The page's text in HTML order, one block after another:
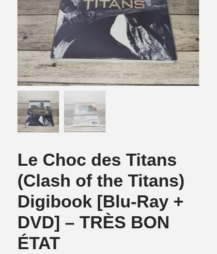
Le Choc des Titans
(Clash of the Titans)
Digibook [Blu-Ray +
DVD] – TRÈS BON
ÉTAT